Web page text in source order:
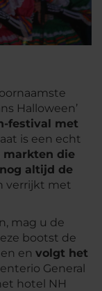
Halloween’
festival met
is een echt
die
altijd de
verrijkt met
mag u de
bootst de
en volgt het
General
hotel NH